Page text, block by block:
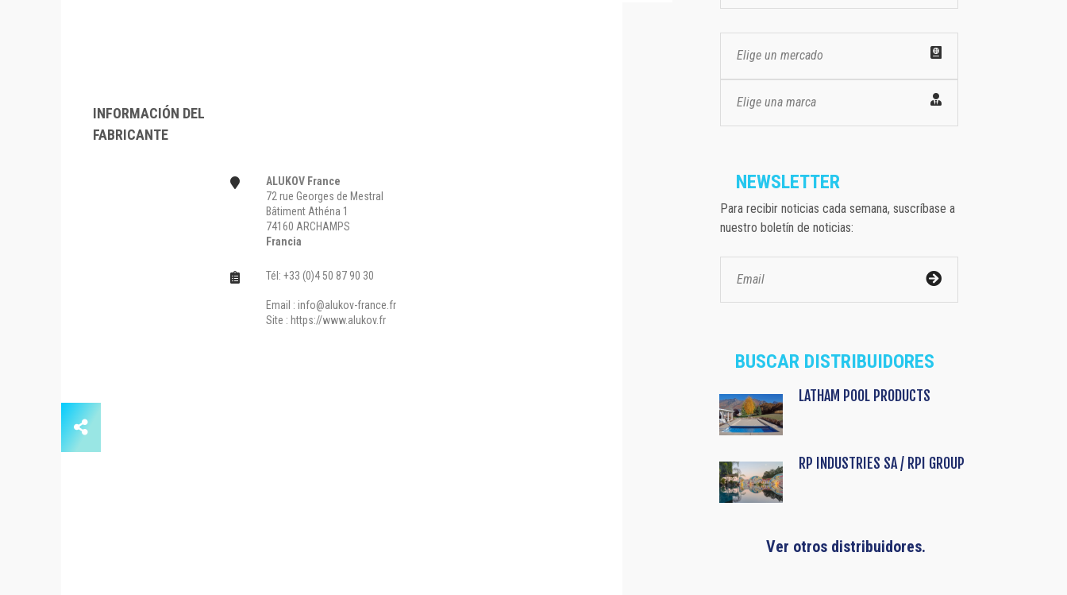
INFORMACIÓN DEL
FABRICANTE
ALUKOV France
72 rue Georges de Mestral
Bâtiment Athéna 1
74160 ARCHAMPS
Francia
Tél: +33 (0)4 50 87 90 30
Email : info@alukov-france.fr
Site : https://www.alukov.fr
Elige un mercado
Elige una marca
NEWSLETTER
Para recibir noticias cada semana, suscríbase a
nuestro boletín de noticias:
BUSCAR DISTRIBUIDORES
LATHAM POOL PRODUCTS
RP INDUSTRIES SA / RPI GROUP
Ver otros distribuidores.